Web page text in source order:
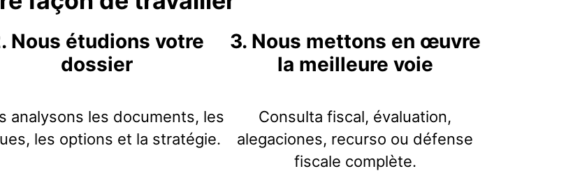
Nous étudions votre
dossier
analysons les documents, les
les options et la stratégie.
3. Nous mettons en œuvre
la meilleure voie
Consulta fiscal, évaluation,
alegaciones, recurso ou défense
fiscale complète.